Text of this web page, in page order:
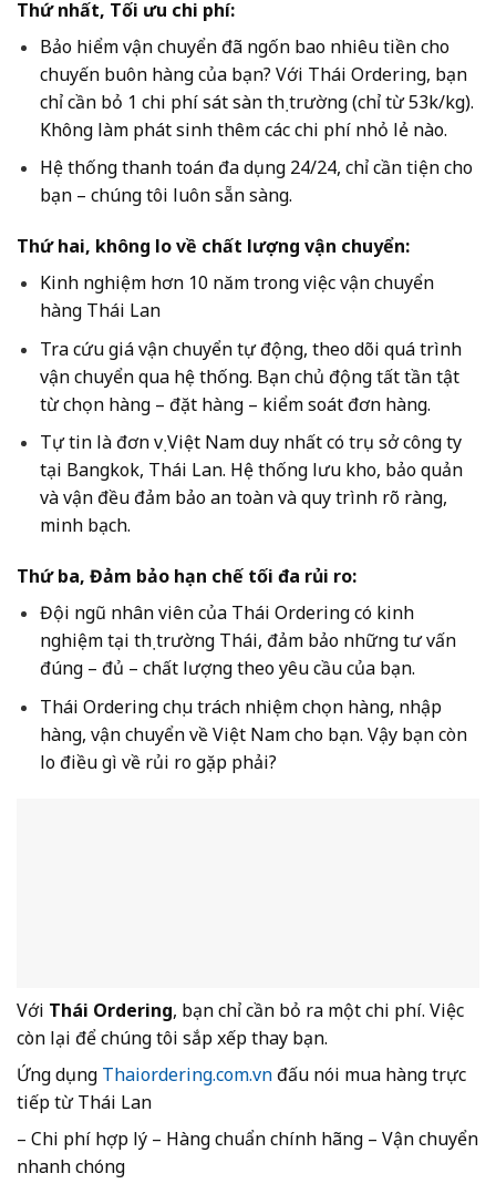
Thứ nhất, Tối ưu chi phí:
Bảo hiểm vận chuyển đã ngốn bao nhiêu tiền cho
chuyến buôn hàng của bạn? Với Thái Ordering, bạn
chỉ cần bỏ 1 chi phí sát sàn thị trường (chỉ từ 53k/kg).
Không làm phát sinh thêm các chi phí nhỏ lẻ nào.
Hệ thống thanh toán đa dụng 24/24, chỉ cần tiện cho
bạn – chúng tôi luôn sẵn sàng.
Thứ hai, không lo về chất lượng vận chuyển:
Kinh nghiệm hơn 10 năm trong việc vận chuyển
hàng Thái Lan
Tra cứu giá vận chuyển tự động, theo dõi quá trình
vận chuyển qua hệ thống. Bạn chủ động tất tần tật
từ chọn hàng – đặt hàng – kiểm soát đơn hàng.
Tự tin là đơn vị Việt Nam duy nhất có trụ sở công ty
tại Bangkok, Thái Lan. Hệ thống lưu kho, bảo quản
và vận đều đảm bảo an toàn và quy trình rõ ràng,
minh bạch.
Thứ ba, Đảm bảo hạn chế tối đa rủi ro:
Đội ngũ nhân viên của Thái Ordering có kinh
nghiệm tại thị trường Thái, đảm bảo những tư vấn
đúng – đủ – chất lượng theo yêu cầu của bạn.
Thái Ordering chịu trách nhiệm chọn hàng, nhập
hàng, vận chuyển về Việt Nam cho bạn. Vậy bạn còn
lo điều gì về rủi ro gặp phải?
Với Thái Ordering, bạn chỉ cần bỏ ra một chi phí. Việc
còn lại để chúng tôi sắp xếp thay bạn.
Ứng dụng Thaiordering.com.vnđấu nói mua hàng trực
tiếp từ Thái Lan
– Chi phí hợp lý – Hàng chuẩn chính hãng – Vận chuyển
nhanh chóng